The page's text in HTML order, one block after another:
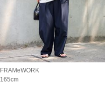
FRAMeWORK
165cm